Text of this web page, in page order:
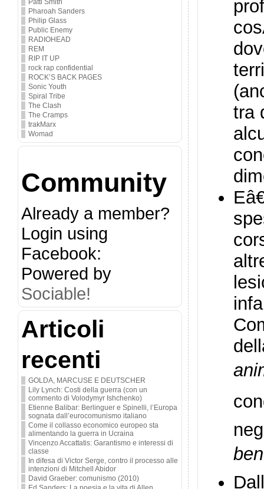
Patti Smith
Pharoah Sanders
Philip Glass
Public Enemy
RADIOHEAD
REM
RIP IT UP
rock rap confidential
ROCK’S BACK PAGES
Sonic Youth
Spiral Tribe
The Clash
The Cramps
trakMarx
Womad
Community
Already a member?
Login using
Facebook:
Powered by
Sociable!
Articoli
recenti
GOLDA, MARCUSE E DEUTSCHER
Lily Lynch: Costi della guerra (con un
commento di Volodymyr Ishchenko)
Etienne Balibar: Berlinguer e Spinelli, l’Europa
sognata dall’eurocomunismo italiano
Come il collasso economico europeo sta
alimentando la guerra in Ucraina
Vincenzo Accattatis: Garantismo e interessi di
classe
In difesa di Victor Serge, contro il processo alle
intenzioni di Mitchell Abidor
David Graeber: comunismo (2010)
tra